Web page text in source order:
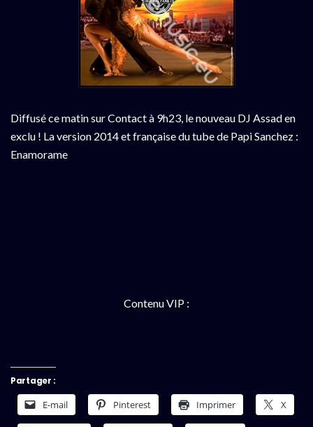
Diffusé ce matin sur Contact à 9h23, le nouveau DJ Assad en
exclu ! La version 2014 et française du tube de Papi Sanchez :
Enamorame
Contenu VIP :
Partager :
E-mail Pinterest Imprimer X